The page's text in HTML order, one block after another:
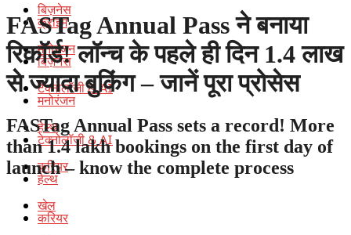
बिज़नेस
मनोरंजन
टेक्नोलॉजी & AI
हेल्थ
करियर
खेल
क्राइम
बिज़नेस
मनोरंजन
टेक्नोलॉजी & AI
हेल्थ
करियर
FASTag Annual Pass ने बनाया
रिकॉर्ड! लॉन्च के पहले ही दिन 1.4 लाख
से ज्यादा बुकिंग – जानें पूरा प्रोसेस
FASTag Annual Pass sets a record! More
than 1.4 lakh bookings on the first day of
launch – know the complete process